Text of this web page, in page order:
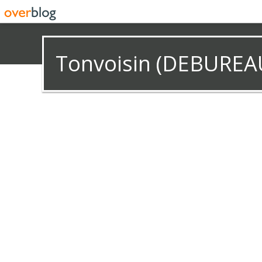
Tonvoisin